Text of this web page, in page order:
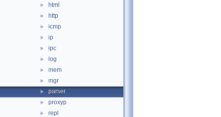
► html
► http
► icmp
► ip
► ipc
► log
► mem
► mgr
► parser
► proxyp
► repl